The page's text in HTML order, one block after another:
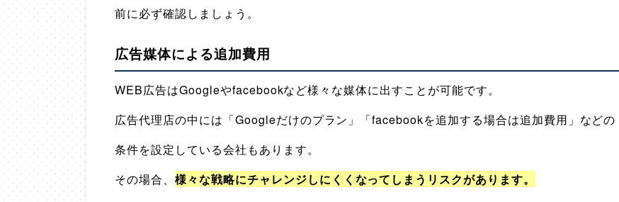
前に必ず確認しましょう。
広告媒体による追加費用
WEB広告はGoogleやfacebookなど様々な媒体に出すことが可能です。
広告代理店の中には「Googleだけのプラン」「facebookを追加する場合は追加費用」などの
条件を設定している会社もあります。
その場合、様々な戦略にチャレンジしにくくなってしまうリスクがあります。